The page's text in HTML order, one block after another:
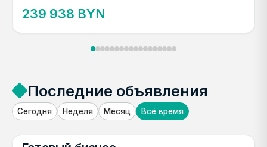
239 938 BYN
Последние объявления
Сегодня Неделя Месяц Всё время